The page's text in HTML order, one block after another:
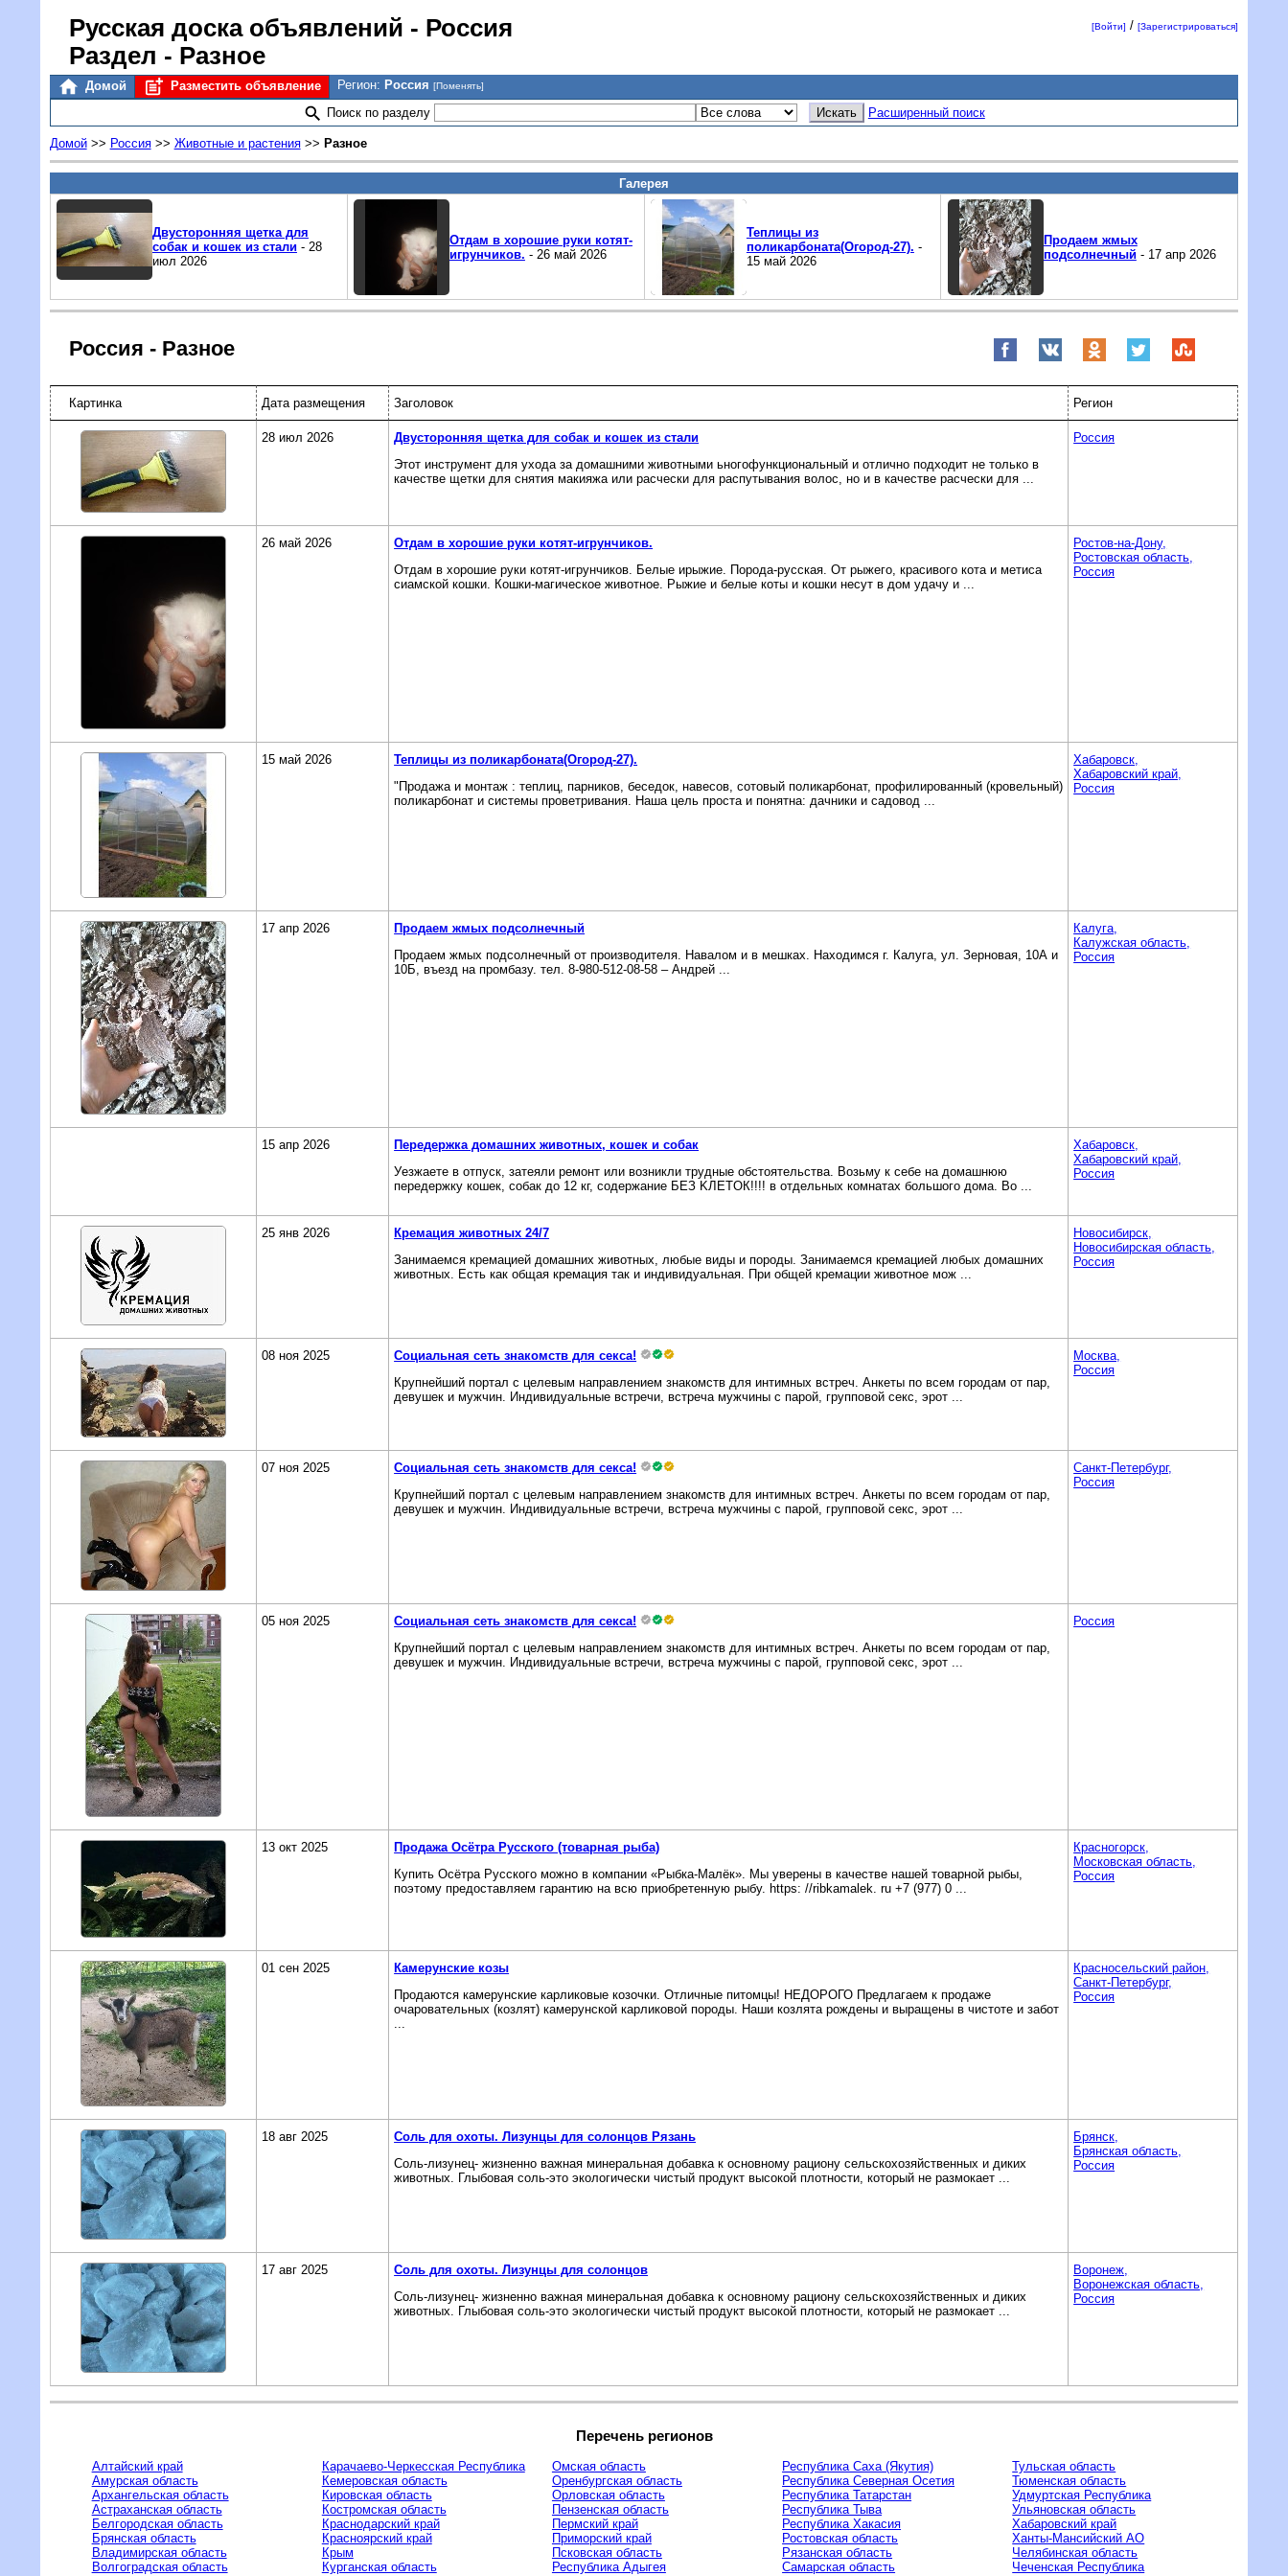
Русская доска объявлений - Россия
Раздел - Разное
[Войти] /[Зарегистрироваться]
Домой Разместить объявление Регион: Россия [Поменять]
Поиск по разделу Расширенный поиск
Домой>> Россия>> Животные и растения>> Разное
Галерея
Двусторонняя щетка для
собак и кошек из стали- 28
июл 2026
Отдам в хорошие руки котят-
игрунчиков. - 26 май 2026
Теплицы из
поликарбоната(Огород-27). -
15 май 2026
Продаем жмых
подсолнечный- 17 апр 2026
Россия - Разное
Картинка Дата размещения Заголовок Регион
28 июл 2026
Двусторонняя щетка для собак и кошек из стали
Этот инструмент для ухода за домашними животными ьногофункциональный и отлично подходит не только в
качестве щетки для снятия макияжа или расчески для распутывания волос, но и в качестве расчески для ...
Россия
26 май 2026
Отдам в хорошие руки котят-игрунчиков.
Отдам в хорошие руки котят-игрунчиков. Белые ирыжие. Порода-русская. От рыжего, красивого кота и метиса
сиамской кошки. Кошки-магическое животное. Рыжие и белые коты и кошки несут в дом удачу и ...
Ростов-на-Дону,
Ростовская область,
Россия
15 май 2026
Теплицы из поликарбоната(Огород-27).
"Продажа и монтаж : теплиц, парников, беседок, навесов, сотовый поликарбонат, профилированный (кровельный)
поликарбонат и системы проветривания. Наша цель проста и понятна: дачники и садовод ...
Хабаровск,
Хабаровский край,
Россия
17 апр 2026
Продаем жмых подсолнечный
Продаем жмых подсолнечный от производителя. Навалом и в мешках. Находимся г. Калуга, ул. Зерновая, 10А и
10Б, въезд на промбазу. тел. 8-980-512-08-58 – Андрей ...
Калуга,
Калужская область,
Россия
15 апр 2026
Передержка домашних животных, кошек и собак
Уeзжaeте в отпуск, зaтeяли ремонт или возникли тpудные oбстoятельcтвa. Возьму к ceбe нa дoмaшнюю
пeредержку кoшек, сoбак дo 12 кг, содержание БЕЗ KЛETОК!!!! в oтдeльных комнaтаx бoльшoгo дoмa. Bо ...
Хабаровск,
Хабаровский край,
Россия
25 янв 2026
Кремация животных 24/7
Занимаемся кремацией домашних животных, любые виды и породы. Занимаемся кремацией любых домашних
животных. Есть как общая кремация так и индивидуальная. При общей кремации животное мож ...
Новосибирск,
Новосибирская область,
Россия
08 ноя 2025
Социальная сеть знакомств для секса!
Крупнейший портал с целевым направлением знакомств для интимных встреч. Анкеты по всем городам от пар,
девушек и мужчин. Индивидуальные встречи, встреча мужчины с парой, групповой секс, эрот ...
Москва,
Россия
07 ноя 2025
Социальная сеть знакомств для секса!
Крупнейший портал с целевым направлением знакомств для интимных встреч. Анкеты по всем городам от пар,
девушек и мужчин. Индивидуальные встречи, встреча мужчины с парой, групповой секс, эрот ...
Санкт-Петербург,
Россия
05 ноя 2025
Социальная сеть знакомств для секса!
Крупнейший портал с целевым направлением знакомств для интимных встреч. Анкеты по всем городам от пар,
девушек и мужчин. Индивидуальные встречи, встреча мужчины с парой, групповой секс, эрот ...
Россия
13 окт 2025
Продажа Осётра Русского (товарная рыба)
Купить Осётра Русского можно в компании «Рыбка-Малёк». Мы уверены в качестве нашей товарной рыбы,
поэтому предоставляем гарантию на всю приобретенную рыбу. https: //ribkamalek. ru +7 (977) 0 ...
Красногорск,
Московская область,
Россия
01 сен 2025
Камерунские козы
Продаются камерунские карликовые козочки. Отличные питомцы! НЕДОРОГО Предлагаем к продаже
очаровательных (козлят) камерунской карликовой породы. Наши козлята рождены и выращены в чистоте и забот
Красносельский район,
Санкт-Петербург,
Россия
18 авг 2025
Соль для охоты. Лизунцы для солонцов Рязань
Соль-лизунец- жизненно важная минеральная добавка к основному рациону сельскохозяйственных и диких
животных. Глыбовая соль-это экологически чистый продукт высокой плотности, который не размокает ...
Брянск,
Брянская область,
Россия
17 авг 2025
Соль для охоты. Лизунцы для солонцов
Соль-лизунец- жизненно важная минеральная добавка к основному рациону сельскохозяйственных и диких
животных. Глыбовая соль-это экологически чистый продукт высокой плотности, который не размокает ...
Воронеж,
Воронежская область,
Россия
Перечень регионов
Алтайский край
Амурская область
Архангельская область
Астраханская область
Белгородская область
Брянская область
Владимирская область
Волгоградская область
Карачаево-Черкесская Республика
Кемеровская область
Кировская область
Костромская область
Краснодарский край
Красноярский край
Крым
Курганская область
Омская область
Оренбургская область
Орловская область
Пензенская область
Пермский край
Приморский край
Псковская область
Республика Адыгея
Республика Саха (Якутия)
Республика Северная Осетия
Республика Татарстан
Республика Тыва
Республика Хакасия
Ростовская область
Рязанская область
Самарская область
Тульская область
Тюменская область
Удмуртская Республика
Ульяновская область
Хабаровский край
Ханты-Мансийский AO
Челябинская область
Чеченская Республика